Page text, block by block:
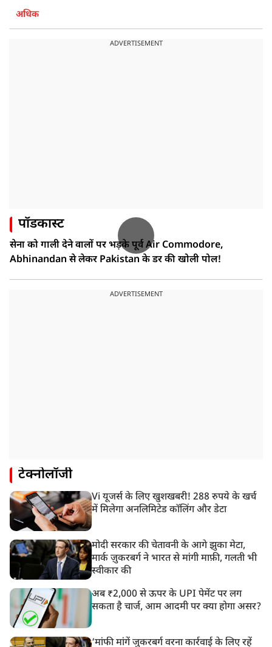
अधिक
ADVERTISEMENT
पॉडकास्ट
सेना को गाली देने वालों पर भड़के पूर्व Air Commodore,
Abhinandan से लेकर Pakistan के डर की खोली पोल!
ADVERTISEMENT
टेक्नोलॉजी
Vi यूजर्स के लिए खुशखबरी! 288 रुपये के खर्च
में मिलेगा अनलिमिटेड कॉलिंग और डेटा
मोदी सरकार की चेतावनी के आगे झुका मेटा,
मार्क ज़ुकरबर्ग ने भारत से मांगी माफ़ी, गलती भी
स्वीकार की
अब ₹2,000 से ऊपर के UPI पेमेंट पर लग
सकता है चार्ज, आम आदमी पर क्या होगा असर?
‘मांफी मांगें जुकरबर्ग वरना कार्रवाई के लिए रहें